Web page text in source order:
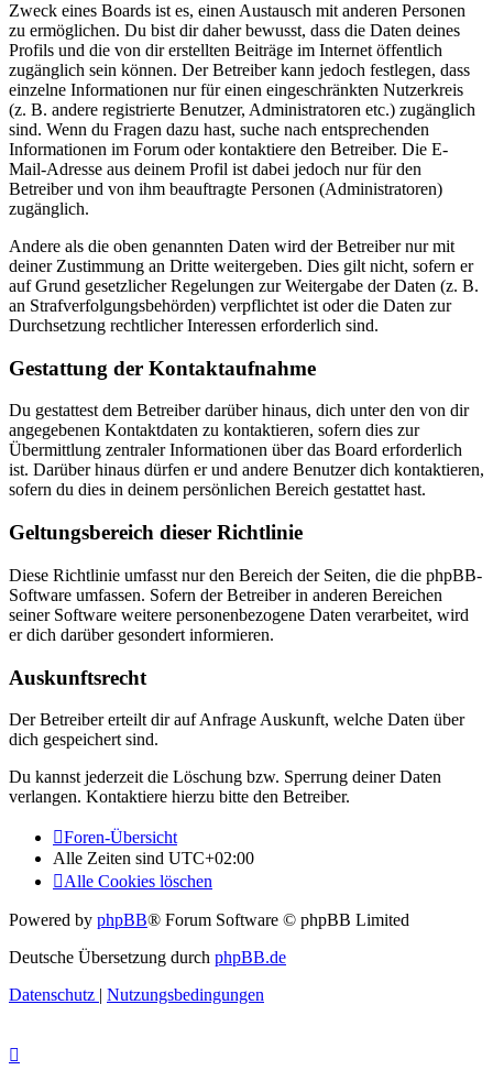
Zweck eines Boards ist es, einen Austausch mit anderen Personen
zu ermöglichen. Du bist dir daher bewusst, dass die Daten deines
Profils und die von dir erstellten Beiträge im Internet öffentlich
zugänglich sein können. Der Betreiber kann jedoch festlegen, dass
einzelne Informationen nur für einen eingeschränkten Nutzerkreis
(z. B. andere registrierte Benutzer, Administratoren etc.) zugänglich
sind. Wenn du Fragen dazu hast, suche nach entsprechenden
Informationen im Forum oder kontaktiere den Betreiber. Die E-
Mail-Adresse aus deinem Profil ist dabei jedoch nur für den
Betreiber und von ihm beauftragte Personen (Administratoren)
zugänglich.
Andere als die oben genannten Daten wird der Betreiber nur mit
deiner Zustimmung an Dritte weitergeben. Dies gilt nicht, sofern er
auf Grund gesetzlicher Regelungen zur Weitergabe der Daten (z. B.
an Strafverfolgungsbehörden) verpflichtet ist oder die Daten zur
Durchsetzung rechtlicher Interessen erforderlich sind.
Gestattung der Kontaktaufnahme
Du gestattest dem Betreiber darüber hinaus, dich unter den von dir
angegebenen Kontaktdaten zu kontaktieren, sofern dies zur
Übermittlung zentraler Informationen über das Board erforderlich
ist. Darüber hinaus dürfen er und andere Benutzer dich kontaktieren,
sofern du dies in deinem persönlichen Bereich gestattet hast.
Geltungsbereich dieser Richtlinie
Diese Richtlinie umfasst nur den Bereich der Seiten, die die phpBB-
Software umfassen. Sofern der Betreiber in anderen Bereichen
seiner Software weitere personenbezogene Daten verarbeitet, wird
er dich darüber gesondert informieren.
Auskunftsrecht
Der Betreiber erteilt dir auf Anfrage Auskunft, welche Daten über
dich gespeichert sind.
Du kannst jederzeit die Löschung bzw. Sperrung deiner Daten
verlangen. Kontaktiere hierzu bitte den Betreiber.
Foren-Übersicht
Alle Zeiten sind UTC+02:00
Alle Cookies löschen
Powered by phpBB® Forum Software © phpBB Limited
Deutsche Übersetzung durch phpBB.de
Datenschutz | Nutzungsbedingungen